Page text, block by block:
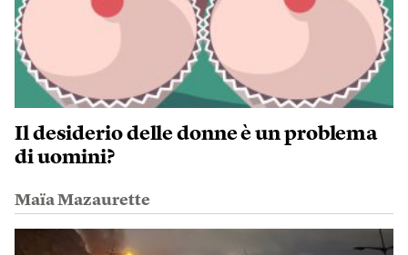
Il desiderio delle donne è un problema
di uomini?
Maïa Mazaurette